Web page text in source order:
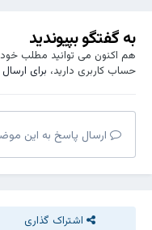
به گفتگو بپیوندید
هم اکنون می توانید مطلب خود
حساب کاربری دارید، برای
ارسال پاسخ به این
اشتراک گذاری